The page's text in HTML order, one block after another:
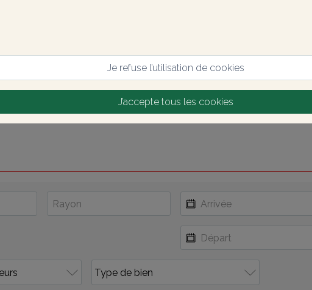
Je refuse l’utilisation de cookies
J’accepte tous les cookies